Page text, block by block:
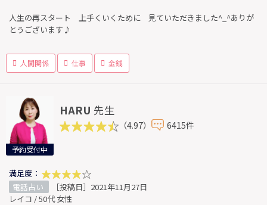
人生の再スタート 上手くいくために 見ていただきました^_^ありが
とうございます♪
人間関係 仕事 金銭
予約受付中
HARU 先生
（4.97） 6415件
満足度：
電話占い
［投稿日］2021年11月27日
レイコ / 50代 女性